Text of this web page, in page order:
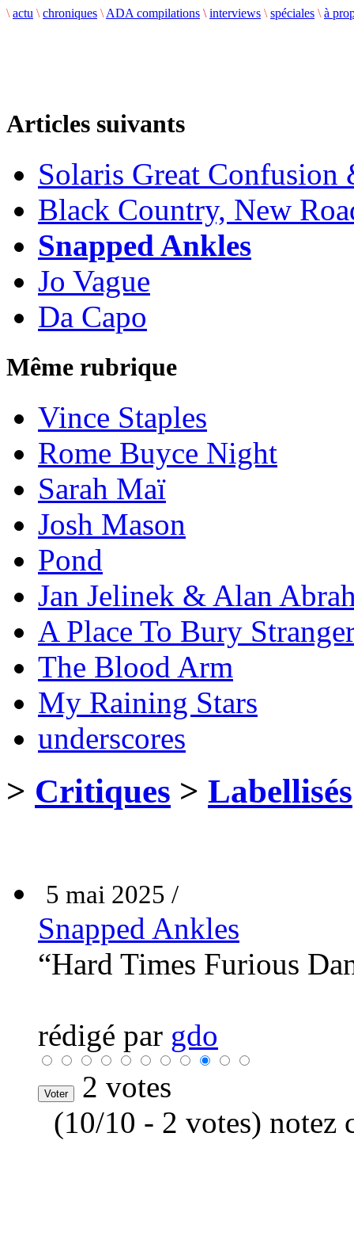
\ actu \ chroniques \ ADA compilations \ interviews \ spéciales \ à
Articles suivants
Solaris Great
Black Country, New
Snapped Ankles
Jo Vague
Da Capo
Même rubrique
Vince Staples
Rome Buyce Night
Sarah Maï
Josh Mason
Pond
Jan Jelinek & Alan
A Place To Bury
The Blood Arm
My Raining Stars
underscores
> Critiques > Labellisés
5 mai 2025 /
Snapped Ankles
“Hard Times Furious
rédigé par gdo
2 votes
(10/10 - 2 votes) notez